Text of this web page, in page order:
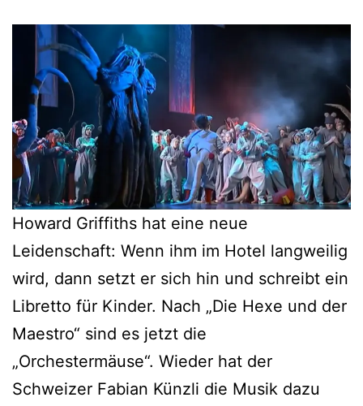
Howard Griffiths hat eine neue
Leidenschaft: Wenn ihm im Hotel langweilig
wird, dann setzt er sich hin und schreibt ein
Libretto für Kinder. Nach „Die Hexe und der
Maestro“ sind es jetzt die
„Orchestermäuse“. Wieder hat der
Schweizer Fabian Künzli die Musik dazu